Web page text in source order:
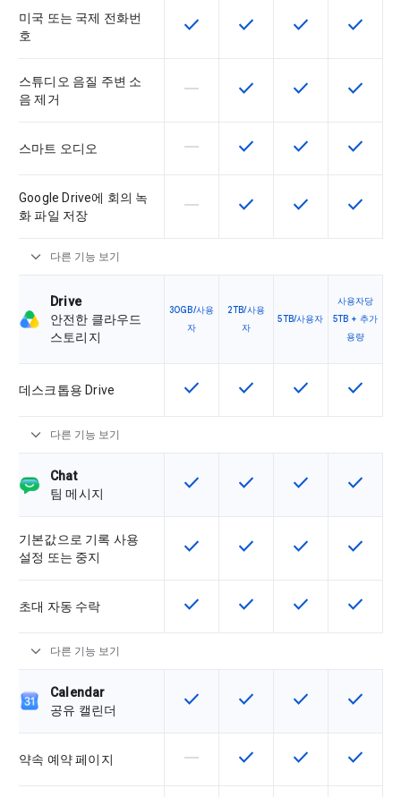
미국 또는 국제 전화번
호
이 기능은 SKU에서 사용할 수 있습
check 이 기능은 SKU에서 사용
check 이 기능은 SKU
check 이 기능
check
스튜디오 음질 주변 소
음 제거
이 기능은 이 SKU에서 지원되지
horizontal_rule 이 기능은 SKU에서 사용
check 이 기능은 SKU
check 이 기능
check
스마트 오디오 이 기능은 이 SKU에서 지원되지
horizontal_rule 이 기능은 SKU에서 사용
check 이 기능은 SKU
check 이 기능
check
Google Drive에 회의 녹
화 파일 저장
이 기능은 이 SKU에서 지원되지
horizontal_rule 이 기능은 SKU에서 사용
check 이 기능은 SKU
check 이 기능
check
expand_more 다른 기능 보기
Drive
안전한 클라우드
스토리지
30GB/사용
자
2TB/사용
자
5TB/사용자
사용자당
5TB + 추가
용량
데스크톱용 Drive 이 기능은 SKU에서 사용할 수 있습
check 이 기능은 SKU에서 사용
check 이 기능은 SKU
check 이 기능
check
expand_more 다른 기능 보기
Chat
팀 메시지
이 기능은 SKU에서 사용할 수 있습
check 이 기능은 SKU에서 사용
check 이 기능은 SKU
check 이 기능
check
기본값으로 기록 사용
설정 또는 중지
이 기능은 SKU에서 사용할 수 있습
check 이 기능은 SKU에서 사용
check 이 기능은 SKU
check 이 기능
check
초대 자동 수락 이 기능은 SKU에서 사용할 수 있습
check 이 기능은 SKU에서 사용
check 이 기능은 SKU
check 이 기능
check
expand_more 다른 기능 보기
Calendar
공유 캘린더
이 기능은 SKU에서 사용할 수 있습
check 이 기능은 SKU에서 사용
check 이 기능은 SKU
check 이 기능
check
약속 예약 페이지 이 기능은 이 SKU에서 지원되지
horizontal_rule 이 기능은 SKU에서 사용
check 이 기능은 SKU
check 이 기능
check